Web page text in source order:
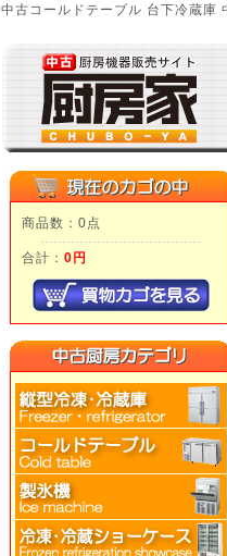
中古コールドテーブル 台下冷蔵庫
商品数：0点
合計： 0円